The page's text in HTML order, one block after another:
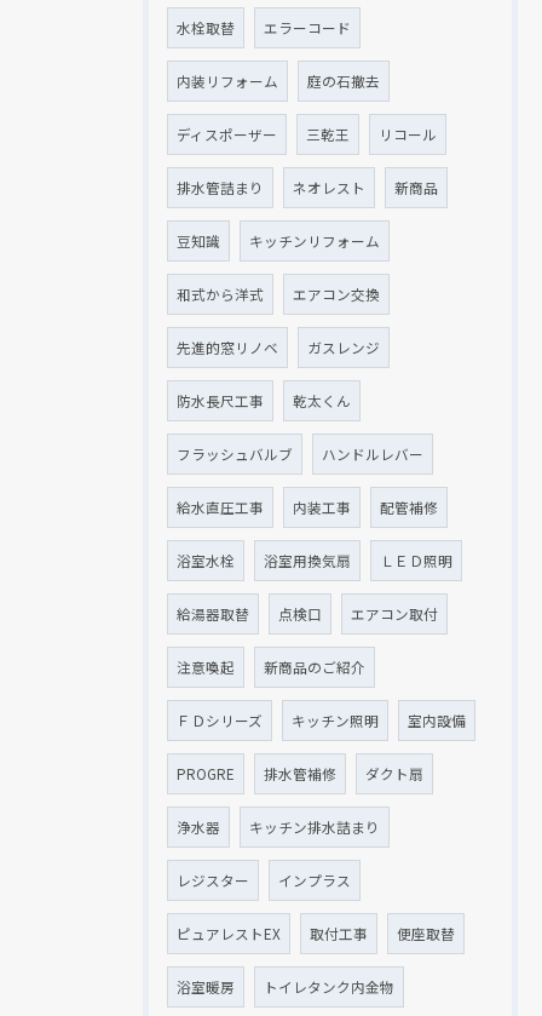
水栓取替 エラーコード
内装リフォーム 庭の石撤去
ディスポーザー 三乾王 リコール
排水管詰まり ネオレスト 新商品
豆知識 キッチンリフォーム
和式から洋式 エアコン交換
先進的窓リノベ ガスレンジ
防水長尺工事 乾太くん
フラッシュバルブ ハンドルレバー
給水直圧工事 内装工事 配管補修
浴室水栓 浴室用換気扇 ＬＥＤ照明
給湯器取替 点検口 エアコン取付
注意喚起 新商品のご紹介
ＦＤシリーズ キッチン照明 室内設備
PROGRE 排水管補修 ダクト扇
浄水器 キッチン排水詰まり
レジスター インプラス
ピュアレストEX 取付工事 便座取替
浴室暖房 トイレタンク内金物